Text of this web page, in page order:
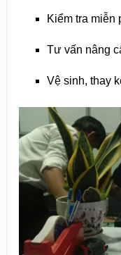
Kiểm tra miễn
Tư vấn nâng
Vệ sinh, thay